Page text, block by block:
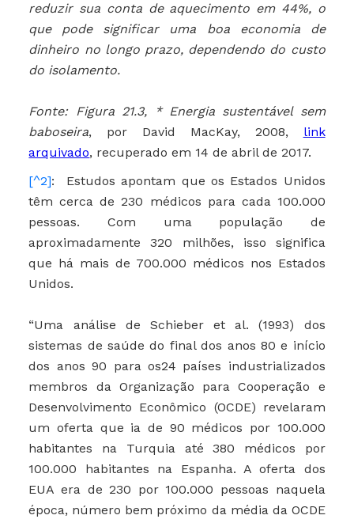
reduzir sua conta de aquecimento em 44%, o
que pode significar uma boa economia de
dinheiro no longo prazo, dependendo do custo
do isolamento.
Fonte: Figura 21.3, * Energia sustentável sem
baboseira, por David MacKay, 2008, link
arquivado, recuperado em 14 de abril de 2017.
[^2]: Estudos apontam que os Estados Unidos
têm cerca de 230 médicos para cada 100.000
pessoas. Com uma população de
aproximadamente 320 milhões, isso significa
que há mais de 700.000 médicos nos Estados
Unidos.
“Uma análise de Schieber et al. (1993) dos
sistemas de saúde do final dos anos 80 e início
dos anos 90 para os24 países industrializados
membros da Organização para Cooperação e
Desenvolvimento Econômico (OCDE) revelaram
um oferta que ia de 90 médicos por 100.000
habitantes na Turquia até 380 médicos por
100.000 habitantes na Espanha. A oferta dos
EUA era de 230 por 100.000 pessoas naquela
época, número bem próximo da média da OCDE